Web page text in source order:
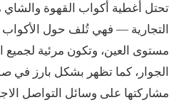
تحتل أغطية أكواب القهوة والشاي
التجارية — فهي تُلف حول
مستوى العين، وتكون مرئية لجميع
الجوار، كما تظهر بشكل بارز في
مشاركتها على وسائل التواصل